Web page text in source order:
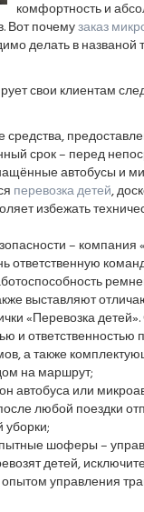
комфортность и
Вот почемузаказ
делать в названой
свои клиентам
срок – перед
автобусы и
перевозка детей,
избежать
–
ответственную
выставляют
«Перевозка
и ответственностью
а также
на маршрут;
автобуса или
любой поездки
уборки;
шоферы –
детей,
управления